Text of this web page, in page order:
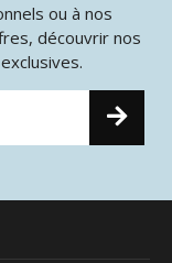
ou à nos
découvrir nos